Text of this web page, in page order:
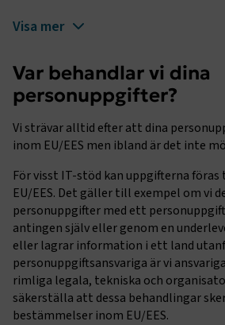
Visa mer
Var behandlar vi dina
personuppgifter?
Vi strävar alltid efter att dina
inom EU/EES men ibland är det inte
För visst IT-stöd kan uppgifterna
EU/EES. Det gäller till exempel om vi
personuppgifter med ett
antingen själv eller genom en
eller lagrar information i ett land
personuppgiftsansvariga är vi
rimliga legala, tekniska och
säkerställa att dessa behandlingar
bestämmelser inom EU/EES.